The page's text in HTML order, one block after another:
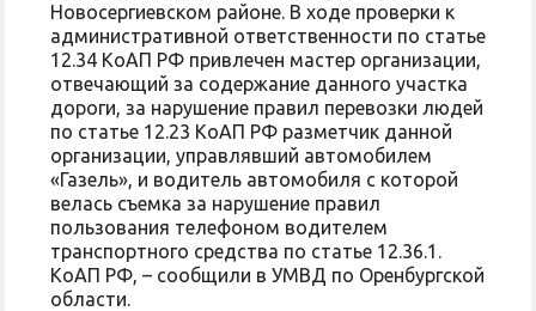
Новосергиевском районе. В ходе проверки к
административной ответственности по статье
12.34 КоАП РФ привлечен мастер организации,
отвечающий за содержание данного участка
дороги, за нарушение правил перевозки людей
по статье 12.23 КоАП РФ разметчик данной
организации, управлявший автомобилем
«Газель», и водитель автомобиля с которой
велась съемка за нарушение правил
пользования телефоном водителем
транспортного средства по статье 12.36.1.
КоАП РФ, – сообщили в УМВД по Оренбургской
области.